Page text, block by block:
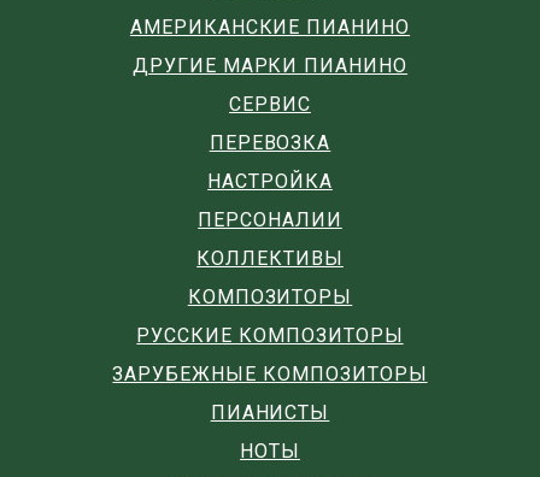
АМЕРИКАНСКИЕ ПИАНИНО
ДРУГИЕ МАРКИ ПИАНИНО
СЕРВИС
ПЕРЕВОЗКА
НАСТРОЙКА
ПЕРСОНАЛИИ
КОЛЛЕКТИВЫ
КОМПОЗИТОРЫ
РУССКИЕ КОМПОЗИТОРЫ
ЗАРУБЕЖНЫЕ КОМПОЗИТОРЫ
ПИАНИСТЫ
НОТЫ